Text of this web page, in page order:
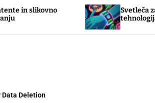
Svetleča zapestnica:
tehnologijah
Data Deletion